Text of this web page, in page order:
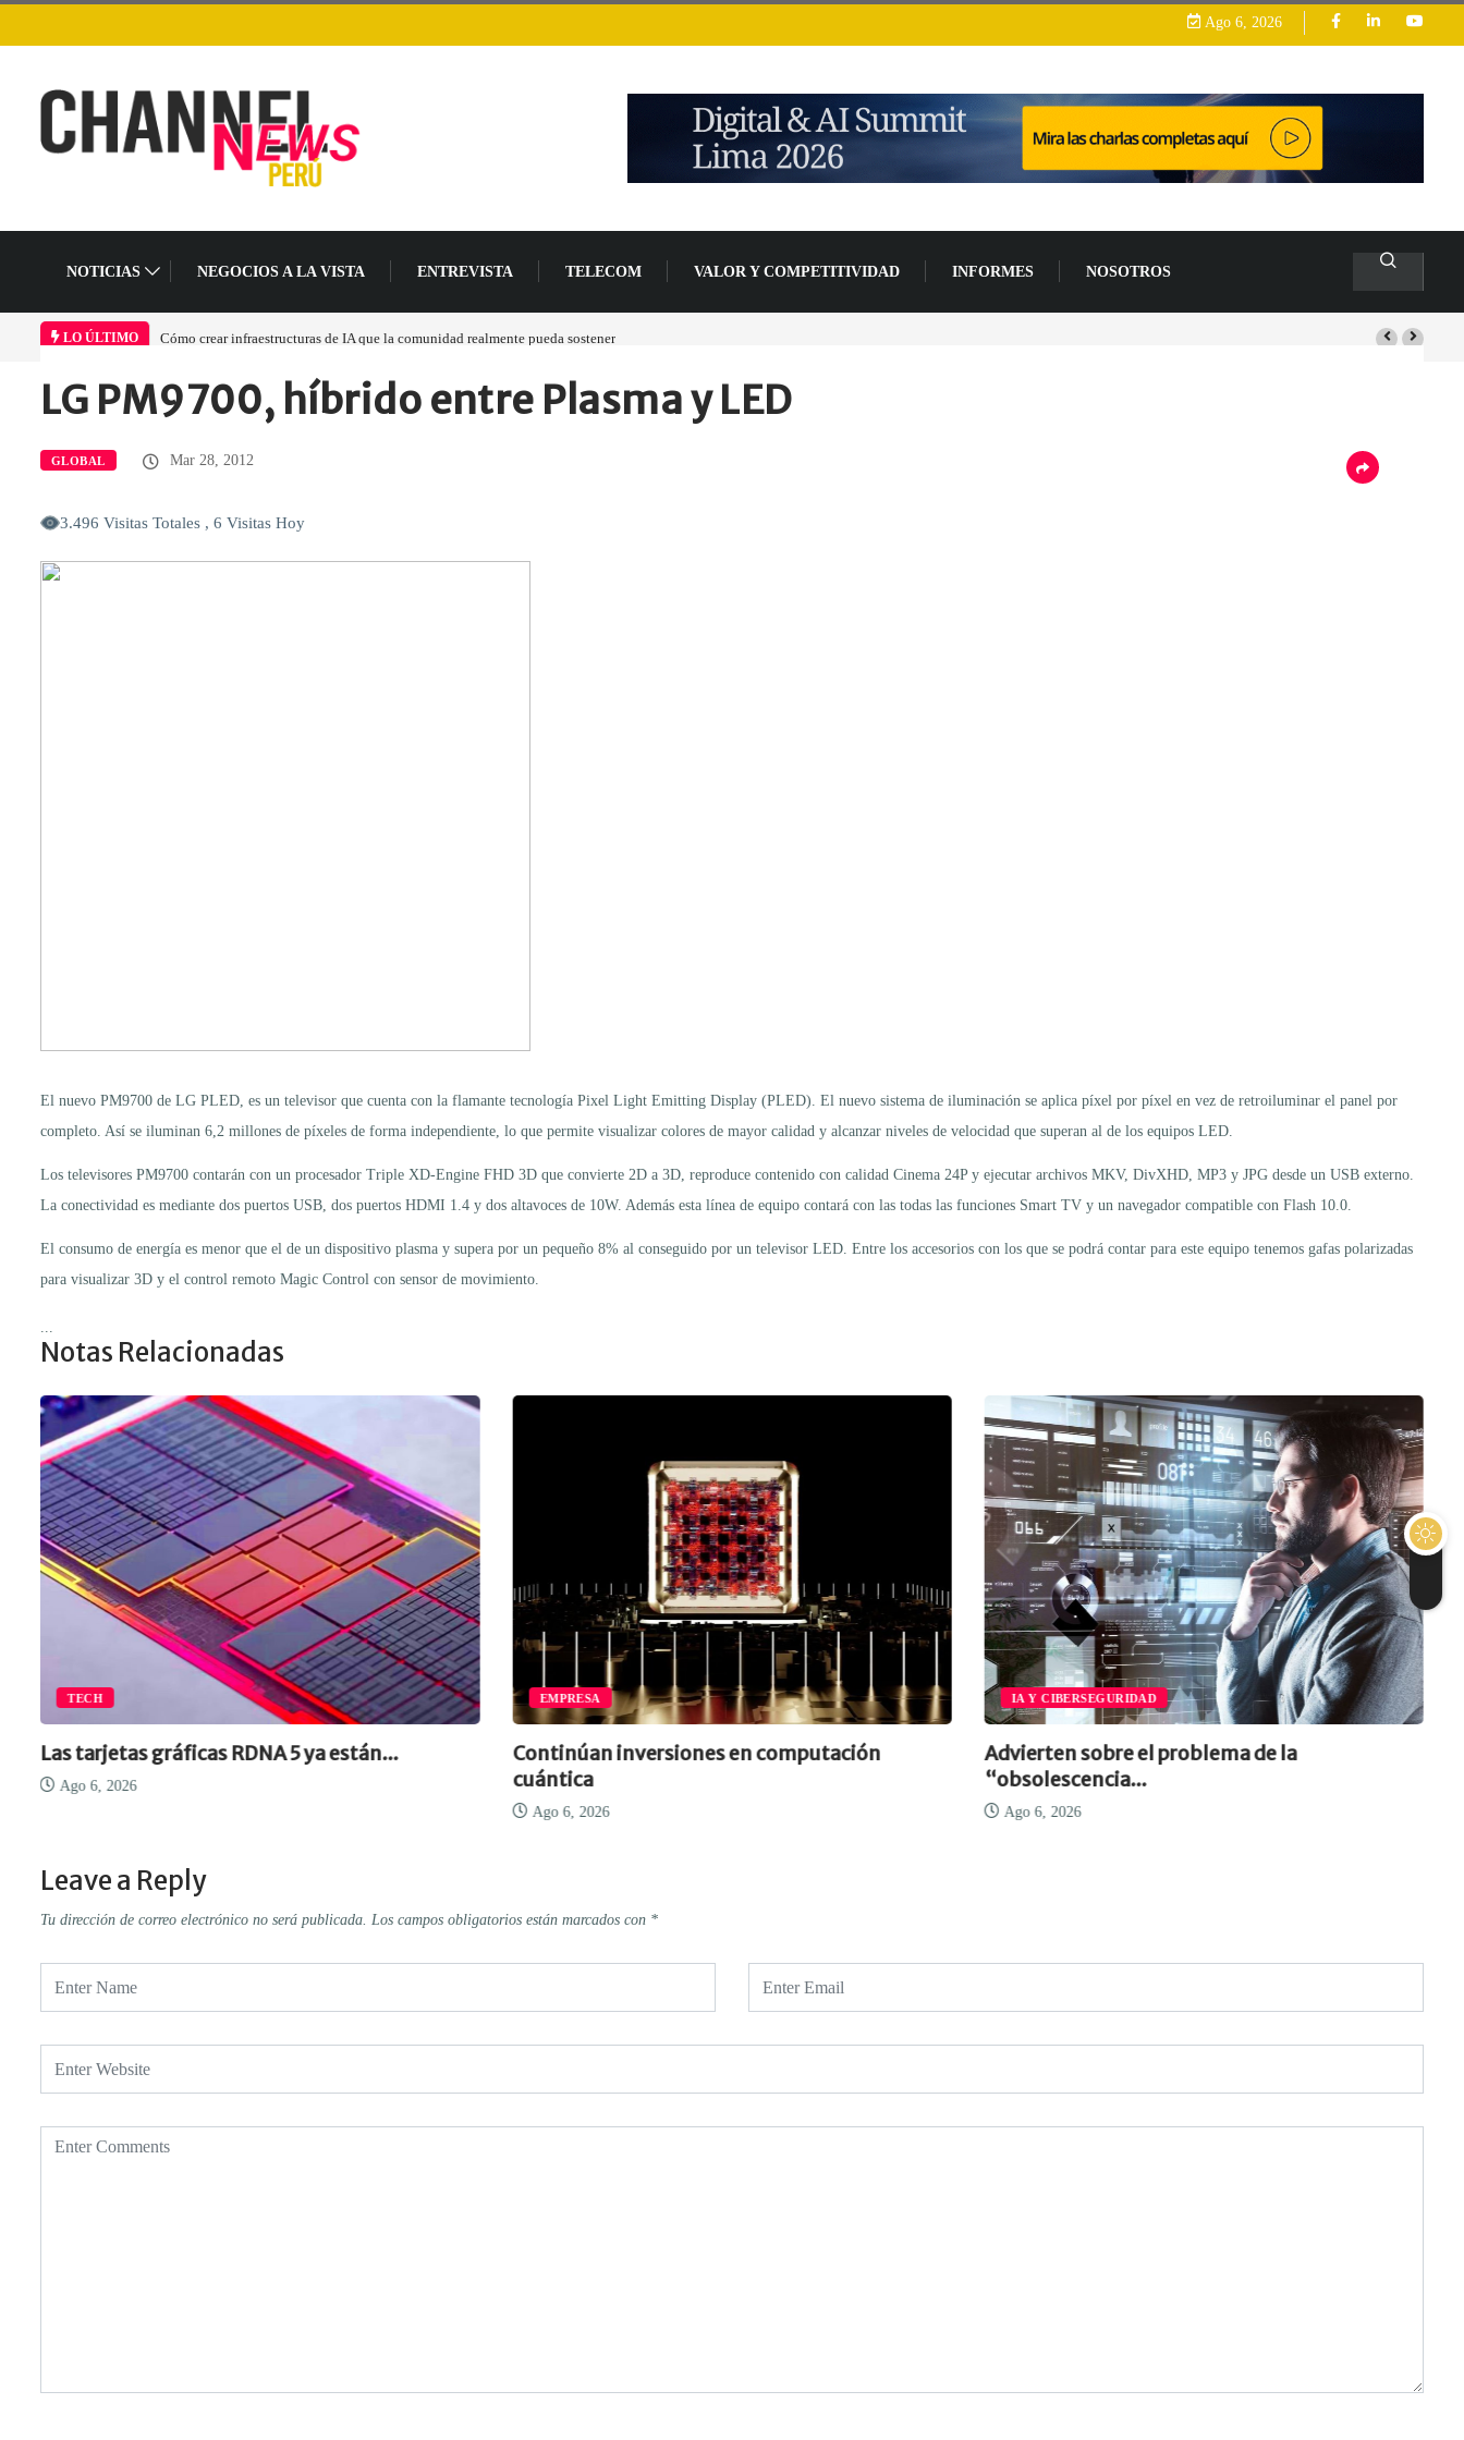
Ago 6, 2026
NOTICIAS NEGOCIOS A LA VISTA ENTREVISTA TELECOM VALOR Y COMPETITIVIDAD INFORMES NOSOTROS
LO ÚLTIMO Cómo crear infraestructuras de IA que la comunidad realmente pueda sostener
Home Global LG PM9700, híbrido…
LG PM9700, híbrido entre Plasma y LED
GLOBAL Mar 28, 2012
3.496 Visitas Totales , 6 Visitas Hoy
El nuevo PM9700 de LG PLED, es un televisor que cuenta con la flamante tecnología Pixel Light Emitting Display (PLED). El nuevo sistema de iluminación se aplica píxel por píxel en vez de retroiluminar el panel por
completo. Así se iluminan 6,2 millones de píxeles de forma independiente, lo que permite visualizar colores de mayor calidad y alcanzar niveles de velocidad que superan al de los equipos LED.
Los televisores PM9700 contarán con un procesador Triple XD-Engine FHD 3D que convierte 2D a 3D, reproduce contenido con calidad Cinema 24P y ejecutar archivos MKV, DivXHD, MP3 y JPG desde un USB externo.
La conectividad es mediante dos puertos USB, dos puertos HDMI 1.4 y dos altavoces de 10W. Además esta línea de equipo contará con las todas las funciones Smart TV y un navegador compatible con Flash 10.0.
El consumo de energía es menor que el de un dispositivo plasma y supera por un pequeño 8% al conseguido por un televisor LED. Entre los accesorios con los que se podrá contar para este equipo tenemos gafas polarizadas
para visualizar 3D y el control remoto Magic Control con sensor de movimiento.
Notas Relacionadas
TECH
Las tarjetas gráficas RDNA 5 ya están...
Ago 6, 2026
EMPRESA
Continúan inversiones en computación
cuántica
Ago 6, 2026
IA Y CIBERSEGURIDAD
Advierten sobre el problema de la
“obsolescencia...
Ago 6, 2026
Leave a Reply
Tu dirección de correo electrónico no será publicada. Los campos obligatorios están marcados con *